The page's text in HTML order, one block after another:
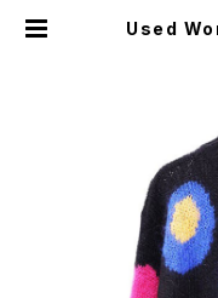
Used
Shaggy
古着 |